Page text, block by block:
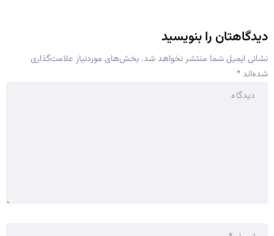
دیدگاهتان را بنویسید
نشانی ایمیل شما منتشر نخواهد شد. بخش‌های موردنیاز علامت‌گذاری
شده‌اند*